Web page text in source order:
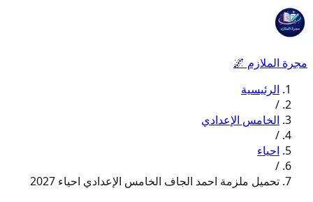
مجرة الملازم 🌌
الرئيسية
/
الخامس الإعدادي
/
احياء
/
تحميل ملزمة احمد الجاف الخامس الإعدادي احياء 2027